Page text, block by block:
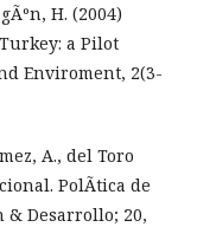
H. (2004)
a Pilot
Enviroment, 2(3-
A., del Toro
PolÃ­tica de
Desarrollo; 20,